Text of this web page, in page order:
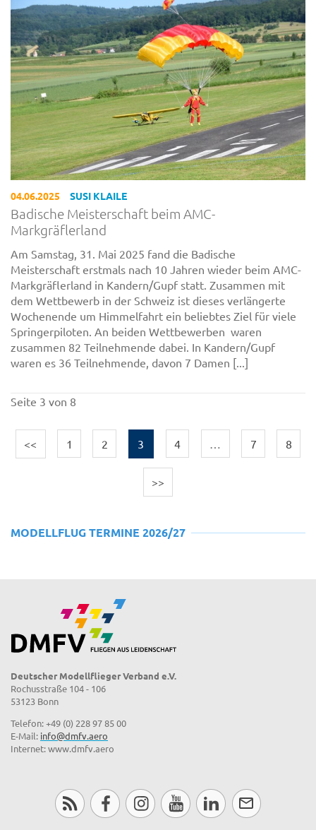
04.06.2025 SUSI KLAILE
Badische Meisterschaft beim AMC-
Markgräflerland
Am Samstag, 31. Mai 2025 fand die Badische
Meisterschaft erstmals nach 10 Jahren wieder beim AMC-
Markgräflerland in Kandern/Gupf statt. Zusammen mit
dem Wettbewerb in der Schweiz ist dieses verlängerte
Wochenende um Himmelfahrt ein beliebtes Ziel für viele
Springerpiloten. An beiden Wettbewerben waren
zusammen 82 Teilnehmende dabei. In Kandern/Gupf
waren es 36 Teilnehmende, davon 7 Damen [...]
Seite 3 von 8
<< 1 2 3 4 … 7 8
>>
MODELLFLUG TERMINE 2026/27
Deutscher Modellflieger Verband e.V.
Rochusstraße 104 - 106
53123 Bonn
Telefon: +49 (0) 228 97 85 00
E-Mail: info@dmfv.aero
Internet: www.dmfv.aero